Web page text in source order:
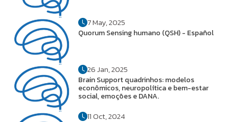
7 May, 2025
Quorum Sensing humano (QSH) - Español
26 Jan, 2025
Brain Support quadrinhos: modelos
econômicos, neuropolítica e bem-estar
social, emoções e DANA.
11 Oct, 2024